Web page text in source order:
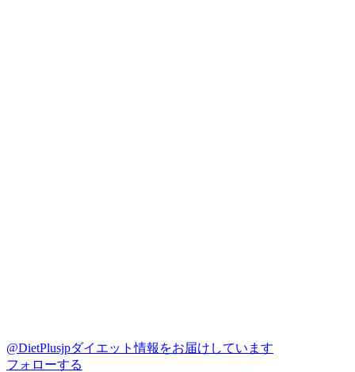
@DietPlusjpダイエット情報をお届けしています
フォローする